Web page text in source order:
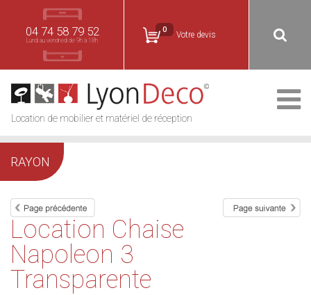
Location de mobilier et matériel de réception
04 74 58 79 52
Lundi au vendredi de 9h à 18h
0 Votre devis
RAYON
Location Chaise
Napoleon 3
Transparente